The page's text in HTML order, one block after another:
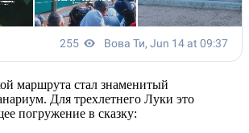
маршрута стал знаменитый
Для трехлетнего Луки это
погружение в сказку: